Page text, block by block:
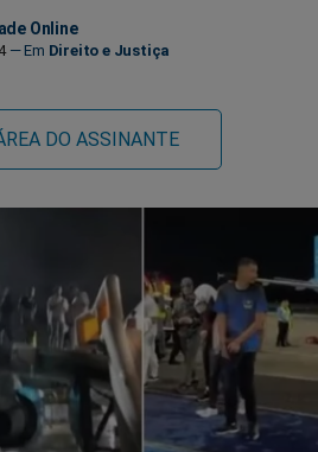
Online
Direito e Justiça
DO ASSINANTE